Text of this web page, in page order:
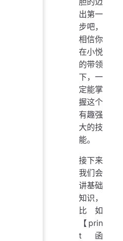
出第一
步吧，
相信你
在小悦
的带领
下，一
定能掌
握这个
有趣强
大的技
能。
接下来
我们会
讲基础
知识，
比如
【prin
t 函